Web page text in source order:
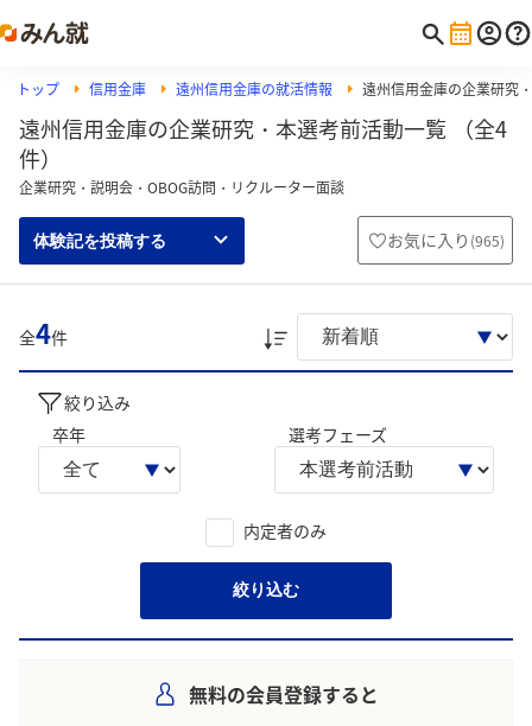
トップ 信用金庫 遠州信用金庫の就活情報 遠州信用金庫の企業研究
遠州信用金庫の企業研究・本選考前活動一覧 （全4
件）
企業研究・説明会・OBOG訪問・リクルーター面談
体験記を投稿する お気に入り (965)
全4件
絞り込み
卒年
選考フェーズ
内定者のみ
絞り込む
無料の会員登録すると